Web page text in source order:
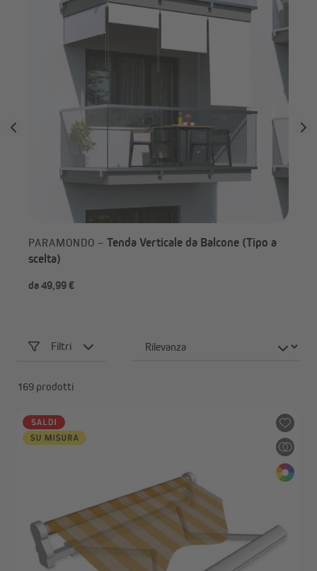
PARAMONDO – Tenda Verticale da Balcone (Tipo a
scelta)
da 49,99 €
Filtri
169 prodotti